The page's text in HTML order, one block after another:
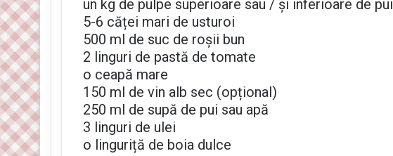
un kg de pulpe superioare sau / și inferioare de pui
5-6 căței mari de usturoi
500 ml de suc de roșii bun
2 linguri de pastă de tomate
o ceapă mare
150 ml de vin alb sec (opțional)
250 ml de supă de pui sau apă
3 linguri de ulei
o linguriță de boia dulce